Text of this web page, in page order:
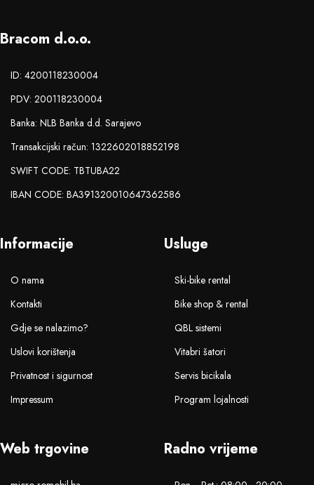
Bracom d.o.o.
ID: 4200118230004
PDV: 200118230004
Banka: NLB Banka d.d. Sarajevo
Transakcijski račun: 1322602018852198
SWIFT CODE: TBTUBA22
IBAN CODE: BA391320010647362586
Informacije
O nama
Kontakti
Gdje se nalazimo?
Uslovi korištenja
Privatnost i sigurnost
Impressum
Usluge
Ski-bike rental
Bike shop & rental
QBL sistemi
Vitabri šatori
Servis bicikala
Program lojalnosti
Web trgovine Radno vrijeme